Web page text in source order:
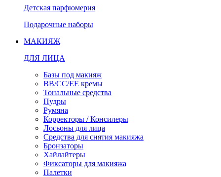
Детская парфюмерия
Подарочные наборы
МАКИЯЖ
ДЛЯ ЛИЦА
Базы под макияж
BB/CC/EE кремы
Тональные средства
Пудры
Румяна
Корректоры / Консилеры
Лосьоны для лица
Средства для снятия макияжа
Бронзаторы
Хайлайтеры
Фиксаторы для макияжа
Палетки